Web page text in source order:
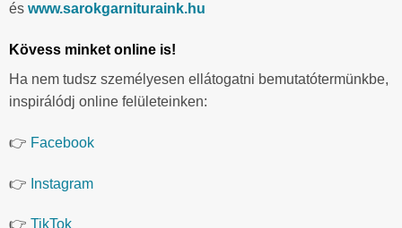
és www.sarokgarnituraink.hu
Kövess minket online is!
Ha nem tudsz személyesen ellátogatni bemutatótermünkbe,
inspirálódj online felületeinken:
👉 Facebook
👉 Instagram
👉 TikTok